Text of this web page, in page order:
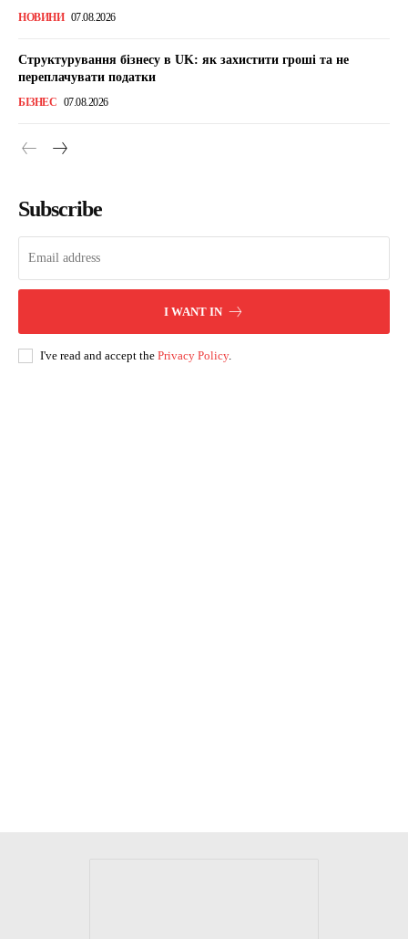
НОВИНИ 07.08.2026
Структурування бізнесу в UK: як захистити гроші та не
переплачувати податки
БІЗНЕС 07.08.2026
Subscribe
I WANT IN
I've read and accept the Privacy Policy.